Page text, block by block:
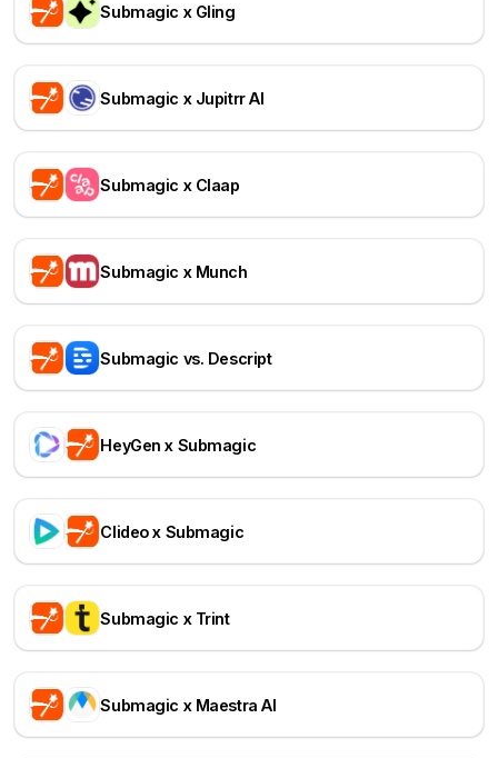
Submagic x Gling
Submagic x Jupitrr AI
Submagic x Claap
Submagic x Munch
Submagic vs. Descript
HeyGen x Submagic
Clideo x Submagic
Submagic x Trint
Submagic x Maestra AI